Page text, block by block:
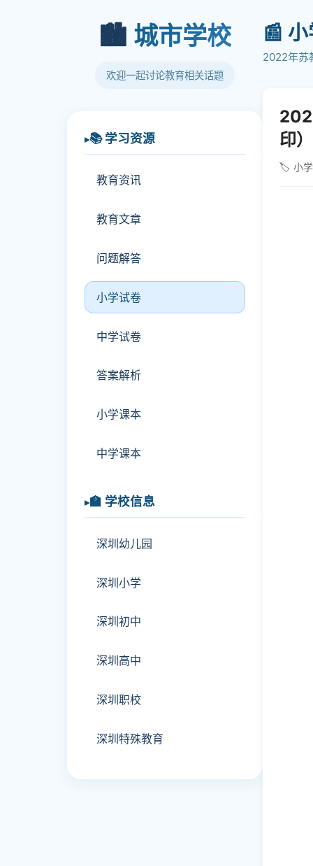
🏙️ 城市学校
欢迎一起讨论教育相关话题
📚 学习资源
教育资讯
教育文章
问题解答
小学试卷
中学试卷
答案解析
小学课本
中学课本
🏫 学校信息
深圳幼儿园
深圳小学
深圳初中
深圳高中
深圳职校
深圳特殊教育
📰
2022年苏
印）
🏷️ 小学